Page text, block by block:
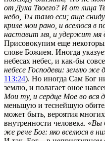
от Духа Твоего? И от лица
небо, Ты тамо ecu; аще
криле мои рано, и вселюся в
наставит мя, и удержит мя
Присовокупим еще
слове Божием. Иногда
небесах небес, и как-бы
небесе Господеви: землю же
113:24). Но иногда Сам Бог
землю, и полагает оное
Мои ту, и сердце Мое во вся
меньшую и теснейшую
может быть, вероятия
внутренности человека. «Вы
же рече Бог: яко вселюся в